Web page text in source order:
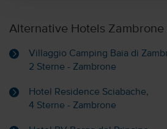
Alternative Hotels Zambrone
Villaggio Camping Baia di
2 Sterne - Zambrone
Hotel Residence Sciabache,
4 Sterne - Zambrone